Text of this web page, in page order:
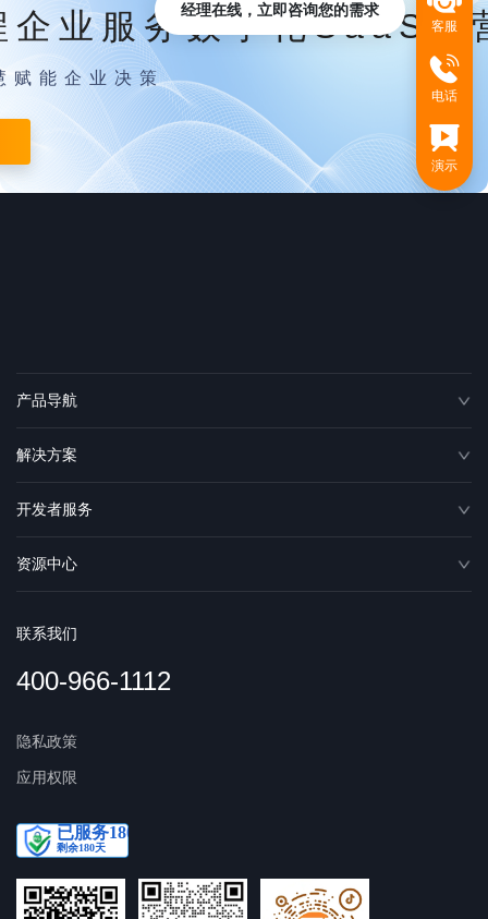
企业服务数字化SaaS运
赋能企业决策
产品导航
解决方案
开发者服务
资源中心
联系我们
400-966-1112
隐私政策
应用权限
客服
电话
演示
经理在线，立即咨询您的需求